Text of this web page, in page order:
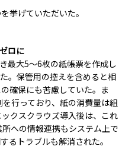
挙げていただいた。
ロに
最大5～6枚の紙帳票を作成し
。保管用の控えを含めると相
確保にも苦慮していた。ま
行っており、紙の消費量は組
クスクラウズ導入後は、これ
への情報連携もシステム上で
るトラブルも解消された。